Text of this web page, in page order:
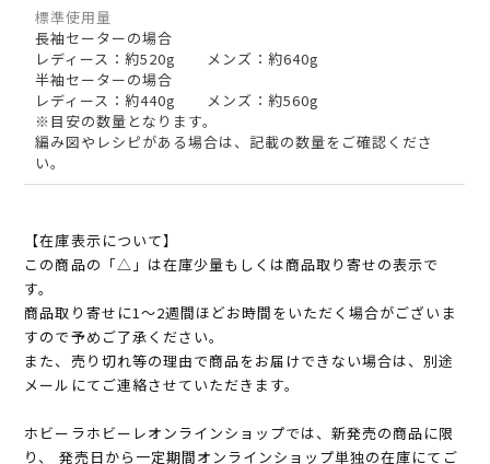
標準使用量
長袖セーターの場合
レディース：約520g メンズ：約640g
半袖セーターの場合
レディース：約440g メンズ：約560g
※目安の数量となります。
編み図やレシピがある場合は、記載の数量をご確認くださ
い。
【在庫表示について】
この商品の「△」は在庫少量もしくは商品取り寄せの表示で
す。
商品取り寄せに1～2週間ほどお時間をいただく場合がございま
すので予めご了承ください。
また、売り切れ等の理由で商品をお届けできない場合は、別途
メールにてご連絡させていただきます。
ホビーラホビーレオンラインショップでは、新発売の商品に限
り、 発売日から一定期間オンラインショップ単独の在庫にてご